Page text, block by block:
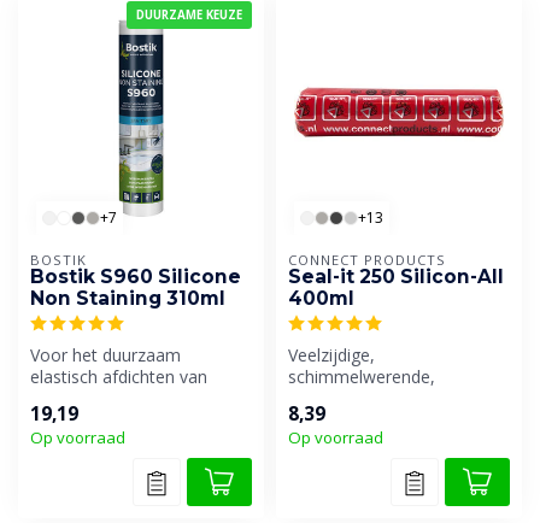
DUURZAME KEUZE
+7
BOSTIK
Bostik S960 Silicone
Non Staining 310ml
Voor het duurzaam
elastisch afdichten van
in natuur...
19,19
Op voorraad
+13
CONNECT PRODUCTS
Seal-it 250 Silicon-All
400ml
Veelzijdige,
schimmelwerende,
uithardende siliconenki...
8,39
Op voorraad